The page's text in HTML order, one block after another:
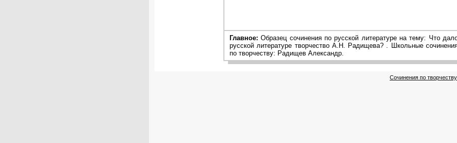
Главное: Образец сочинения по русской литературе на тему: Что
русской литературе творчество А.Н. Радищева? . Школьные
по творчеству: Радищев Александр.
Сочинения по